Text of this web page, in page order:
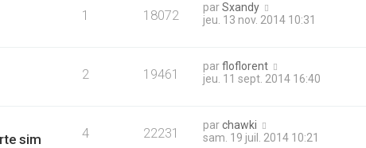
1 18072 parSxandy
jeu. 13 nov. 2014 10:31
2 19461 parfloflorent
jeu. 11 sept. 2014 16:40
sim 4 22231 parchawki
sam. 19 juil. 2014 10:21